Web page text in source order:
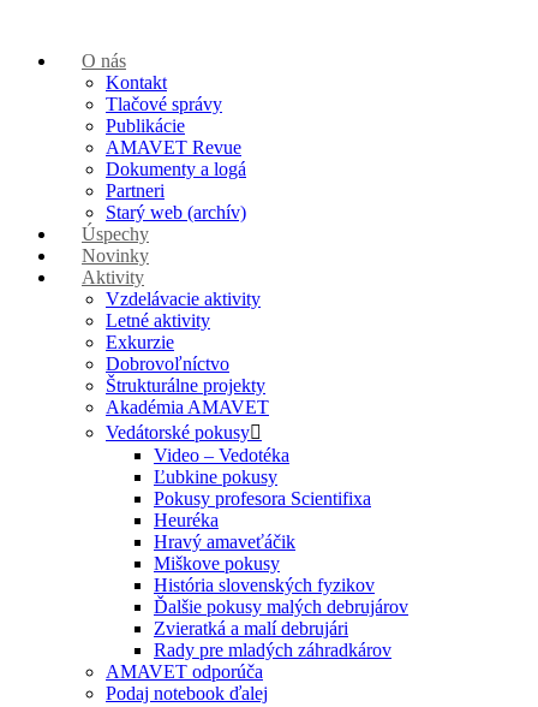
O nás
Kontakt
Tlačové správy
Publikácie
AMAVET Revue
Dokumenty a logá
Partneri
Starý web (archív)
Úspechy
Novinky
Aktivity
Vzdelávacie aktivity
Letné aktivity
Exkurzie
Dobrovoľníctvo
Štrukturálne projekty
Akadémia AMAVET
Vedátorské pokusy
Video – Vedotéka
Ľubkine pokusy
Pokusy profesora Scientifixa
Heuréka
Hravý amaveťáčik
Miškove pokusy
História slovenských fyzikov
Ďalšie pokusy malých debrujárov
Zvieratká a malí debrujári
Rady pre mladých záhradkárov
AMAVET odporúča
Podaj notebook ďalej